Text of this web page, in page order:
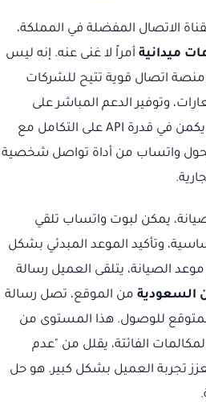
الاتصال المفضلة في المملكة،
أمراً لا غنى عنه. إنه ليس
اتصال قوية تتيح للشركات
وتوفير الدعم المباشر على
نطاق واسع. الفرق الجوهري يكمن في قدرة API على التكامل مع
يحول واتساب من أداة تواصل شخصية
يمكن لبوت واتساب تلقي
وتأكيد الموعد المبدئي بشكل
الصيانة، يتلقى العميل رسالة
السعودية من الموقع، تصل رسالة
للوصول. هذا المستوى من
الفائتة، يقلل من "عدم
تجربة العميل بشكل كبير. هو حل